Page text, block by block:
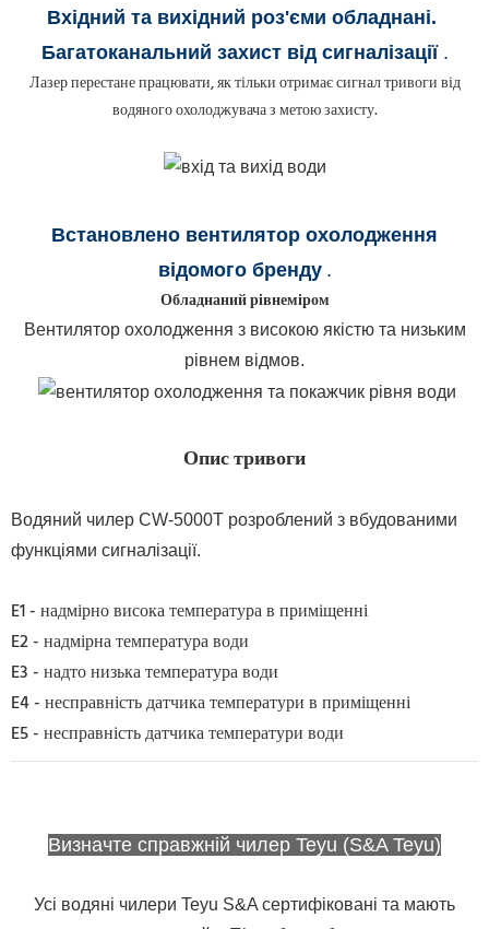
Вхідний та вихідний роз'єми обладнані.
Багатоканальний захист від сигналізації.
Лазер перестане працювати, як тільки отримає сигнал тривоги від
водяного охолоджувача з метою захисту.
Встановлено вентилятор охолодження
відомого бренду .
Обладнаний рівнеміром
Вентилятор охолодження з високою якістю та низьким
рівнем відмов.
Опис тривоги
Водяний чилер CW-5000T розроблений з вбудованими
функціями сигналізації.
E1 - надмірно висока температура в приміщенні
E2 - надмірна температура води
E3 - надто низька температура води
E4 - несправність датчика температури в приміщенні
E5 - несправність датчика температури води
Визначте справжній чилер Teyu (S&A Teyu)
Усі водяні чилери Teyu S&A сертифіковані та мають